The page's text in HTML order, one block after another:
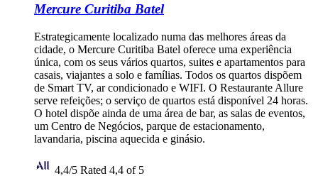
Mercure Curitiba Batel
Estrategicamente localizado numa das melhores áreas da
cidade, o Mercure Curitiba Batel oferece uma experiência
única, com os seus vários quartos, suites e apartamentos para
casais, viajantes a solo e famílias. Todos os quartos dispõem
de Smart TV, ar condicionado e WIFI. O Restaurante Allure
serve refeições; o serviço de quartos está disponível 24 horas.
O hotel dispõe ainda de uma área de bar, as salas de eventos,
um Centro de Negócios, parque de estacionamento,
lavandaria, piscina aquecida e ginásio.
4,4/5 Rated 4,4 of 5